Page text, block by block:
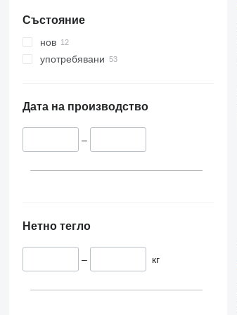
Състояние
нов
употребявани
Дата на производство
–
Нетно тегло
– кг